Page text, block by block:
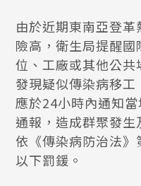
由於近期東南亞登
險高，衛生局提醒
位、工廠或其他公
發現疑似傳染病移工
應於24小時內通知
通報，造成群聚發
依《傳染病防治法
以下罰鍰。